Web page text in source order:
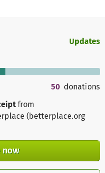
Updates
50 donations
from
(betterplace.org
now